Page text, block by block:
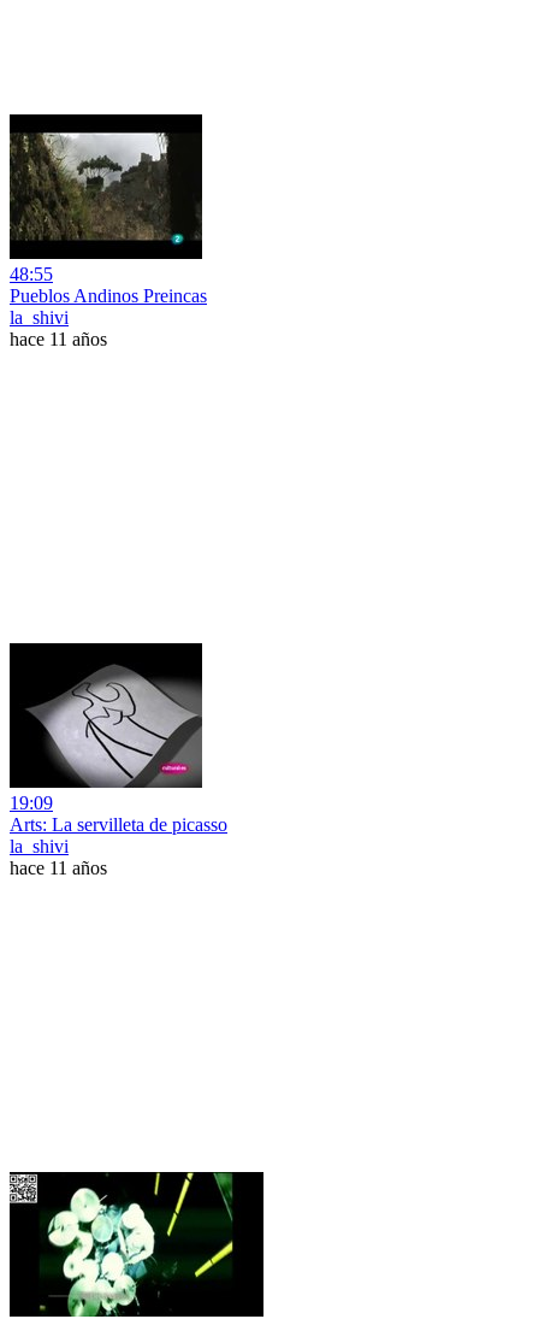
48:55
Pueblos Andinos Preincas
la_shivi
hace 11 años
19:09
Arts: La servilleta de picasso
la_shivi
hace 11 años